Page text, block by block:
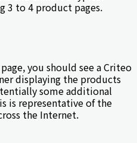
3 to 4 product pages.
you should see a Criteo
displaying the products
some additional
is representative of the
the Internet.